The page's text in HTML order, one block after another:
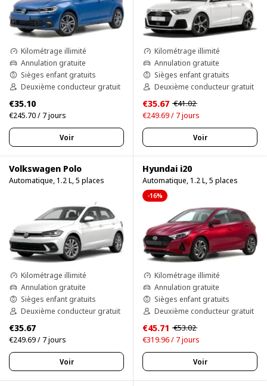
Kilométrage illimité
Annulation gratuite
Sièges enfant gratuits
Deuxième conducteur gratuit
€35.10
€245.70 / 7 jours
Voir
Kilométrage illimité
Annulation gratuite
Sièges enfant gratuits
Deuxième conducteur gratuit
€35.67 €41.02
€249.69 / 7 jours
Voir
Volkswagen Polo
Automatique, 1.2 L, 5 places
Kilométrage illimité
Annulation gratuite
Sièges enfant gratuits
Deuxième conducteur gratuit
€35.67
€249.69 / 7 jours
Voir
Hyundai i20
Automatique, 1.2 L, 5 places
-16%
Kilométrage illimité
Annulation gratuite
Sièges enfant gratuits
Deuxième conducteur gratuit
€45.71 €53.02
€319.96 / 7 jours
Voir